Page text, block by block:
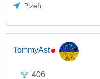
Plzeň
TommyAst
406